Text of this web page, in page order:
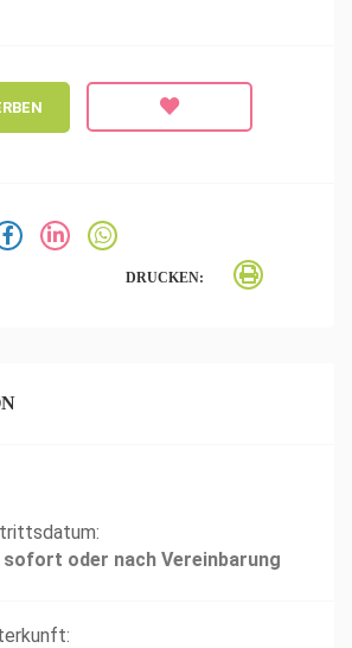
DRUCKEN:
sofort oder nach Vereinbarung